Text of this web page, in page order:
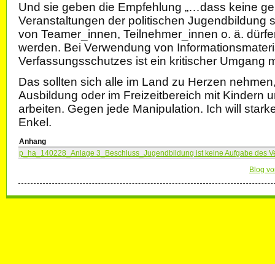
Und sie geben die Empfehlung „…dass keine
Veranstaltungen der politischen Jugendbildung
von Teamer_innen, Teilnehmer_innen o. ä.
werden. Bei Verwendung von
Verfassungsschutzes ist ein kritischer Umgang
Das sollten sich alle im Land zu Herzen
Ausbildung oder im Freizeitbereich mit Kindern
arbeiten. Gegen jede Manipulation. Ich will
Enkel.
Anhang
p_ha_140228_Anlage 3_Beschluss_Jugendbildung ist keine Aufgabe des
Blog